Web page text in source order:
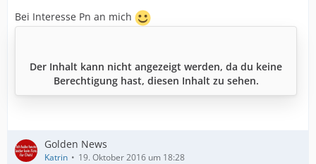
Bei Interesse Pn an mich
Der Inhalt kann nicht angezeigt werden, da du keine
Berechtigung hast, diesen Inhalt zu sehen.
Golden News
Katrin 19. Oktober 2016 um 18:28